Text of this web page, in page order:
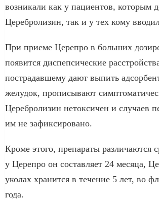
возникали как у пациентов, которым
Церебролизин, так и у тех кому
При приеме Церепро в больших
появится диспепсические
пострадавшему дают выпить
желудок, прописывают
Церебролизин нетоксичен и случаев
им не зафиксировано.
Кроме этого, препараты различаются
у Церепро он составляет 24 месяца,
уколах хранится в течение 5 лет, во
года.